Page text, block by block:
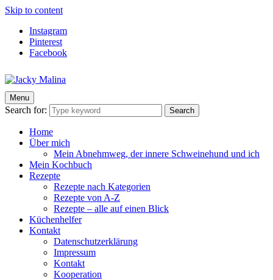
Skip to content
Instagram
Pinterest
Facebook
Jacky Malina
Der Food Blog mit einfachen und schnellen Rezepten
Menu
Search for: Search
Home
Über mich
Mein Abnehmweg, der innere Schweinehund und ich
Mein Kochbuch
Rezepte
Rezepte nach Kategorien
Rezepte von A-Z
Rezepte – alle auf einen Blick
Küchenhelfer
Kontakt
Datenschutzerklärung
Impressum
Kontakt
Kooperation